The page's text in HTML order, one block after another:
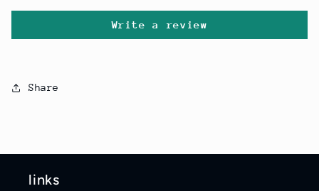
Write a review
Share
links